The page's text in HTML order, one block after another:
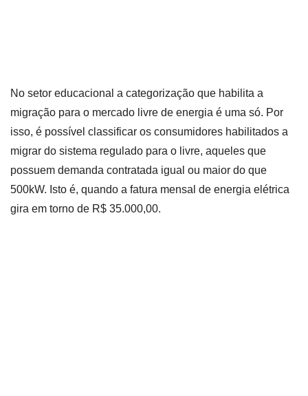
No setor educacional a categorização que habilita a
migração para o mercado livre de energia é uma só. Por
isso, é possível classificar os consumidores habilitados a
migrar do sistema regulado para o livre, aqueles que
possuem demanda contratada igual ou maior do que
500kW. Isto é, quando a fatura mensal de energia elétrica
gira em torno de R$ 35.000,00.